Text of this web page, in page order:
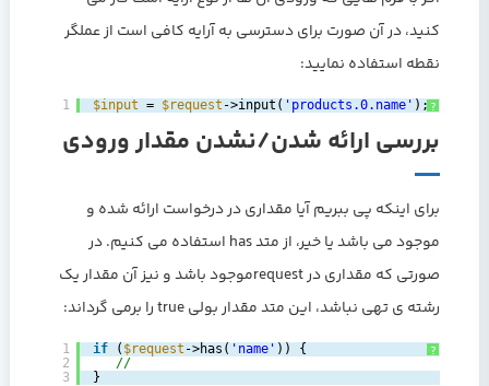
کنید، در آن صورت برای دسترسی به آرایه کافی است از عملگر
نقطه استفاده نمایید:
?
1 $input = $request ->input( 'products.0.name' );
بررسی ارائه شدن/نشدن مقدار ورودی
برای اینکه پی ببریم آیا مقداری در درخواست ارائه شده و
موجود می باشد یا خیر، از متد has استفاده می کنیم. در
صورتی که مقداری در requestموجود باشد و نیز آن مقدار یک
رشته ی تهی نباشد، این متد مقدار بولی true را برمی گرداند:
?
1
2
3
if ( $request ->has( 'name' )) {
//
}